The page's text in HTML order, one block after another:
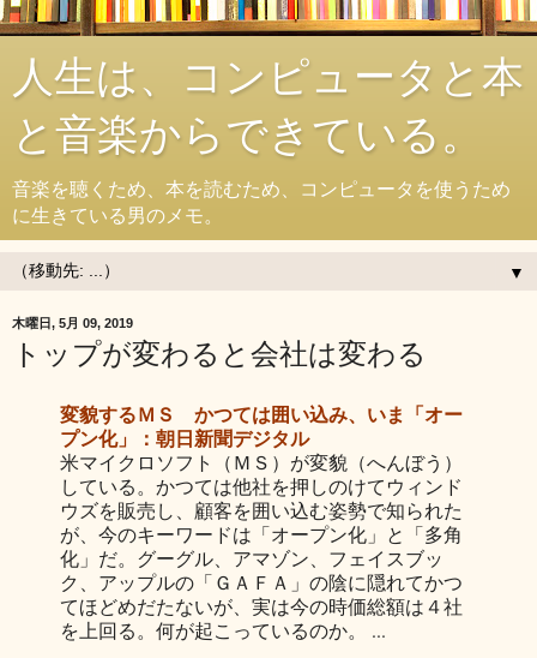
人生は、コンピュータと本
と音楽からできている。
音楽を聴くため、本を読むため、コンピュータを使うため
に生きている男のメモ。
▼
木曜日, 5月 09, 2019
トップが変わると会社は変わる
変貌するＭＳ かつては囲い込み、いま「オー
プン化」：朝日新聞デジタル
米マイクロソフト（ＭＳ）が変貌（へんぼう）
している。かつては他社を押しのけてウィンド
ウズを販売し、顧客を囲い込む姿勢で知られた
が、今のキーワードは「オープン化」と「多角
化」だ。グーグル、アマゾン、フェイスブッ
ク、アップルの「ＧＡＦＡ」の陰に隠れてかつ
てほどめだたないが、実は今の時価総額は４社
を上回る。何が起こっているのか。 ...